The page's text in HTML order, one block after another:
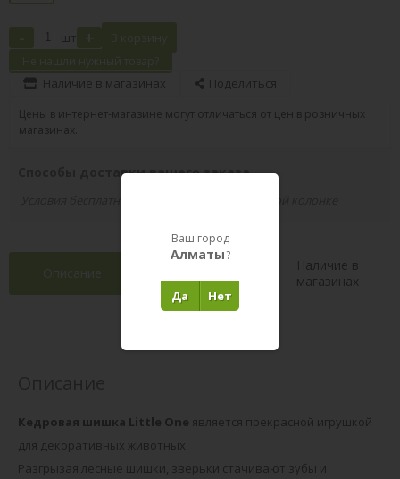
- шт + В корзину
Не нашли нужный товар?
Наличие в магазинах Поделиться
Цены в интернет-магазине могут отличаться от цен в розничных
магазинах.
Способы доставки вашего заказа
Описание
Наличие в
магазинах
Кедровая шишка Little One является прекрасной игрушкой
для декоративных животных.
Разгрызая лесные шишки, зверьки стачивают зубы и
Ваш город
Алматы?
Нет
Да